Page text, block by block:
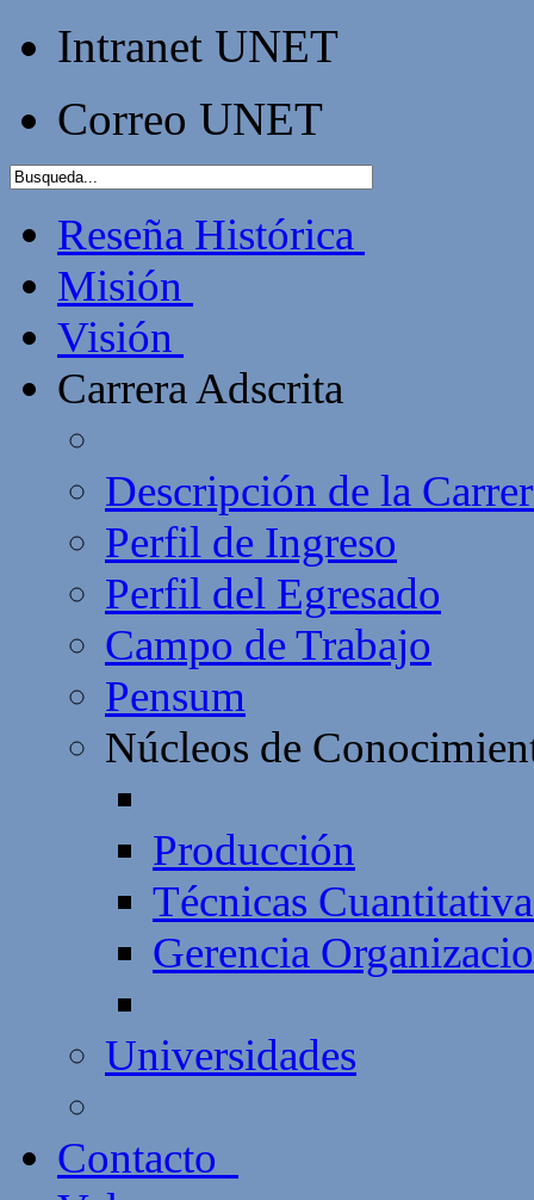
Intranet UNET
Correo UNET
Reseña Histórica
Misión
Visión
Carrera Adscrita
Descripción de la
Perfil de Ingreso
Perfil del Egresado
Campo de Trabajo
Pensum
Núcleos de
Producción
Técnicas
Gerencia
Universidades
Contacto